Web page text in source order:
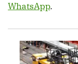
WhatsApp.